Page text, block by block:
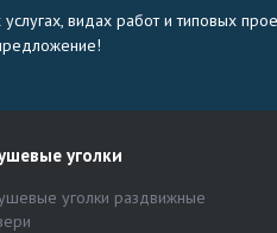
видах работ и типовых
уголки
уголки раздвижные